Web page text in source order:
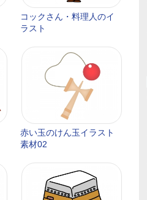
コックさん・料理人のイ
ラスト
赤い玉のけん玉イラスト
素材02